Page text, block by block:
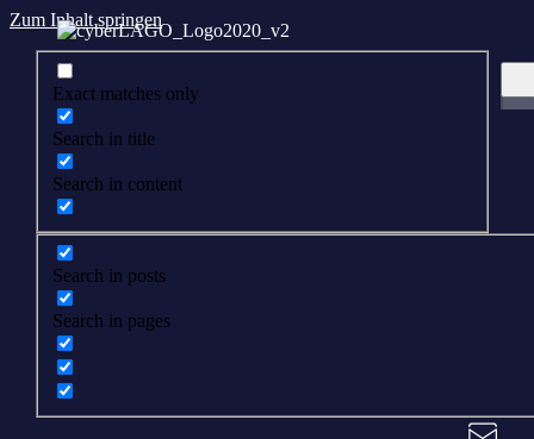
Zum Inhalt springen
Exact matches only
Search in title
Search in content
Search in posts
Search in pages